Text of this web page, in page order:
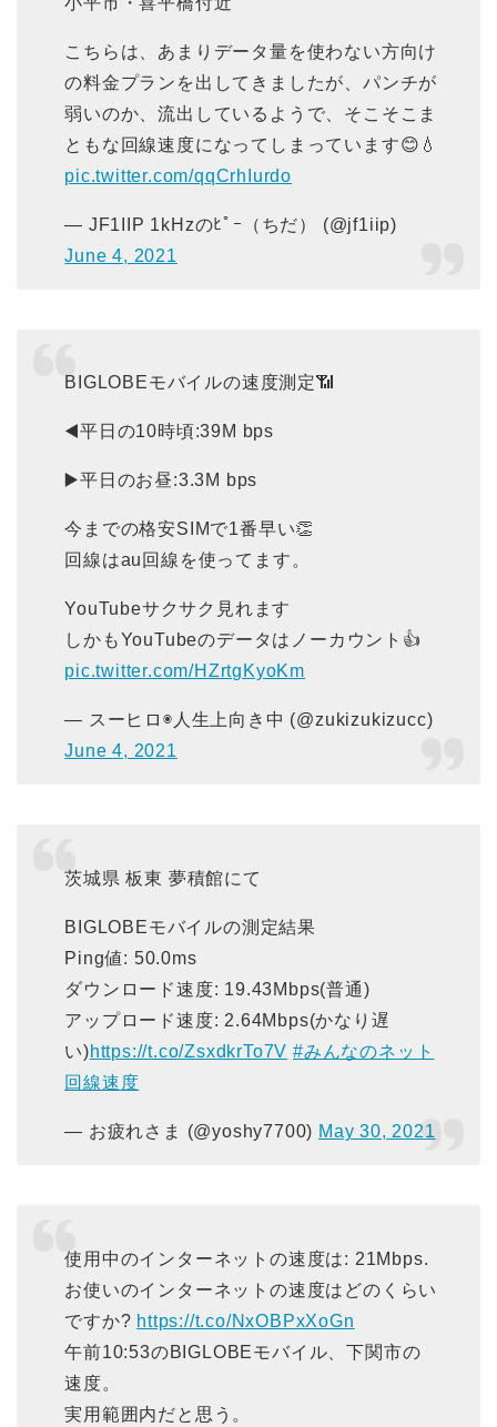
こちらは、あまりデータ量を使わない方向け
の料金プランを出してきましたが、パンチが
弱いのか、流出しているようで、そこそこま
ともな回線速度になってしまっています😊💧
pic.twitter.com/qqCrhIurdo
— JF1IIP 1kHzのﾋﾟｰ（ちだ） (@jf1iip)
June 4, 2021
BIGLOBEモバイルの速度測定📶
◀️平日の10時頃:39M bps
▶️平日のお昼:3.3M bps
今までの格安SIMで1番早い👏
回線はau回線を使ってます。
YouTubeサクサク見れます
しかもYouTubeのデータはノーカウント👍
pic.twitter.com/HZrtgKyoKm
— スーヒロ◉人生上向き中 (@zukizukizucc)
June 4, 2021
茨城県 板東 夢積館にて
BIGLOBEモバイルの測定結果
Ping値: 50.0ms
ダウンロード速度: 19.43Mbps(普通)
アップロード速度: 2.64Mbps(かなり遅
い)https://t.co/ZsxdkrTo7V #みんなのネット
回線速度
— お疲れさま (@yoshy7700) May 30, 2021
使用中のインターネットの速度は: 21Mbps.
お使いのインターネットの速度はどのくらい
ですか? https://t.co/NxOBPxXoGn
午前10:53のBIGLOBEモバイル、下関市の
速度。
実用範囲内だと思う。